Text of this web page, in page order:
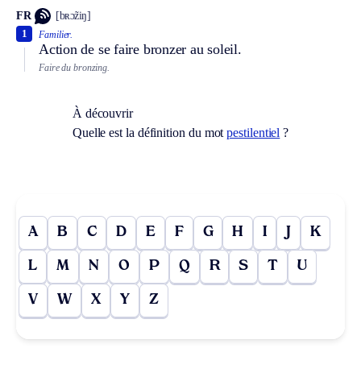
FR [bʀɔ̃ziŋ]
Familier.
Action de se faire bronzer au soleil.
1
Faire du bronzing.
À découvrir
Quelle est la définition du motpestilentiel ?
A B C D E F G H I J K
L M N O P Q R S T U
V W X Y Z